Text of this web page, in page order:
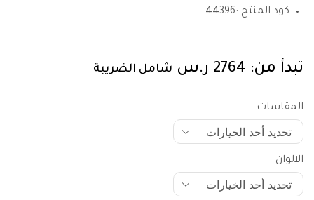
كود المنتج :44396
تبدأ من: 2764 ر.س شامل الضريبة
المقاسات
الالوان